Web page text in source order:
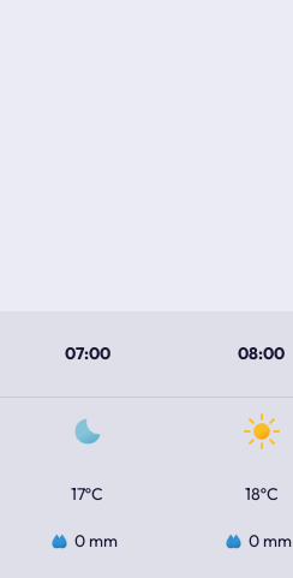
07:00 08:00
17ºC 18ºC
0 mm 0 mm